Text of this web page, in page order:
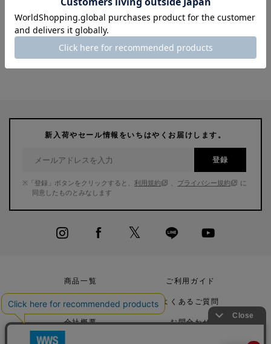
引き続きより良い商品・サービスをご提供できるよう
尽力してまいりますので、何卒ご理解いただくととも
に今後とも変わらぬご愛顧を賜りますよう、重ねてお
願いする次第です。
新入荷やセール情報をいちはやくお届けします。
登録
※「登録」ボタンをクリックすると、 利用規約 、 プライバシー規約
に
同意したものとみなします
商品一覧
店舗リスト
会社概要
ご利用ガイド
よくあるご質問
お問合わせ